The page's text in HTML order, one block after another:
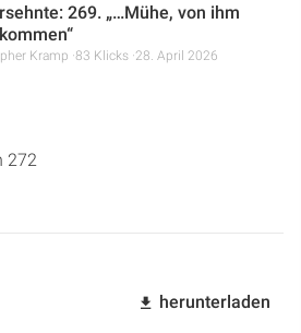
269. „…Mühe, von ihm
Kramp 83 Klicks 28. April 2026
272
herunterladen